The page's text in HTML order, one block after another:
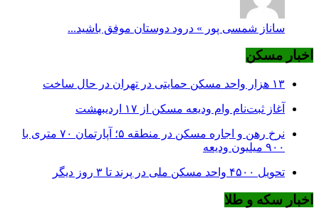
ساناز شمسی پور » درود دوستان موفق باشید...
اخبار مسکن
۱۳ هزار واحد مسکن حمایتی در تهران در حال ساخت
آغاز ثبت‌نام وام ودیعه مسکن از ۱۷ اردیبهشت
نرخ‌ رهن و اجاره مسکن در منطقه ۵؛ آپارتمان ۷۰ متری با
۹۰۰ میلیون ودیعه
تحویل ۴۵۰۰ واحد مسکن ملی در پرند تا ۳ روز دیگر
اخبار سکه و طلا